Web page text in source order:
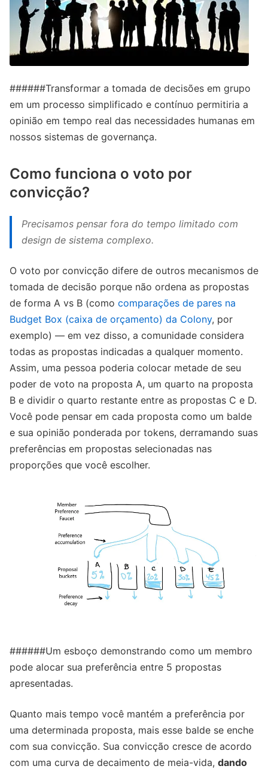
######Transformar a tomada de decisões em grupo
em um processo simplificado e contínuo permitiria a
opinião em tempo real das necessidades humanas em
nossos sistemas de governança.
Como funciona o voto por
convicção?
Precisamos pensar fora do tempo limitado com
design de sistema complexo.
O voto por convicção difere de outros mecanismos de
tomada de decisão porque não ordena as propostas
de forma A vs B (como comparações de pares na
Budget Box (caixa de orçamento) da Colony, por
exemplo) — em vez disso, a comunidade considera
todas as propostas indicadas a qualquer momento.
Assim, uma pessoa poderia colocar metade de seu
poder de voto na proposta A, um quarto na proposta
B e dividir o quarto restante entre as propostas C e D.
Você pode pensar em cada proposta como um balde
e sua opinião ponderada por tokens, derramando suas
preferências em propostas selecionadas nas
proporções que você escolher.
######Um esboço demonstrando como um membro
pode alocar sua preferência entre 5 propostas
apresentadas.
Quanto mais tempo você mantém a preferência por
uma determinada proposta, mais esse balde se enche
com sua convicção. Sua convicção cresce de acordo
com uma curva de decaimento de meia-vida, dando